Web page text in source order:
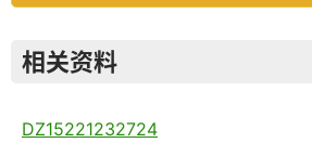
相关资料
DZ15221232724